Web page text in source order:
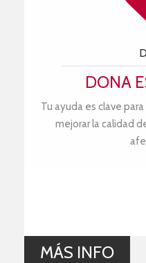
DONA
Tu ayuda es clave
mejorar la calidad
MÁS INFO